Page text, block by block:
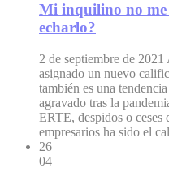
Mi inquilino no me
echarlo?
2 de septiembre de 2021
asignado un nuevo
también es una
agravado tras la
ERTE, despidos o ceses
empresarios ha sido el
26
04